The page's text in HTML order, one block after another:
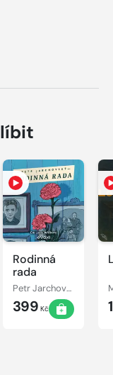
Rodinná
rada
Petr Jarchovský
399 Kč